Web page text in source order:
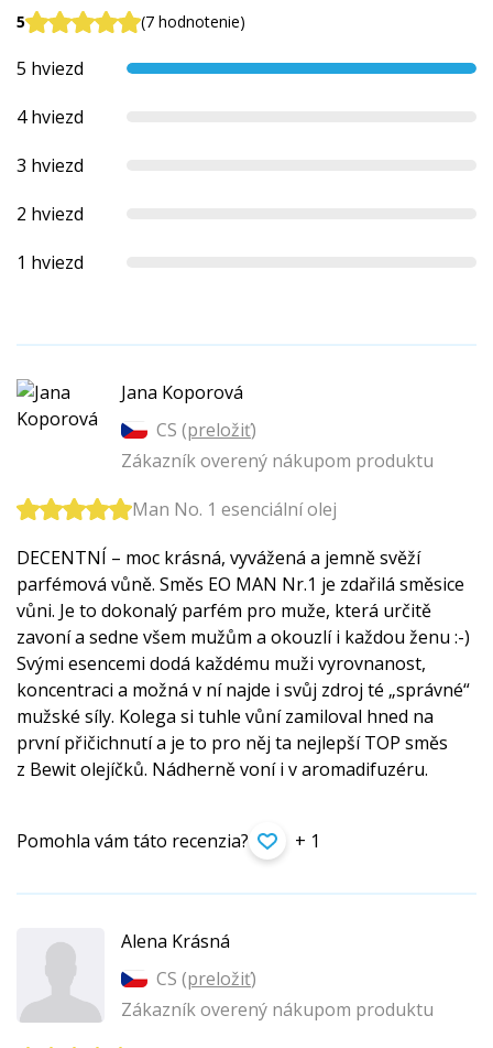
5 (7 hodnotenie)
5 hviezd
4 hviezd
3 hviezd
2 hviezd
1 hviezd
Jana Koporová
CS (preložiť)
Zákazník overený nákupom produktu
Man No. 1 esenciální olej
DECENTNÍ – moc krásná, vyvážená a jemně svěží
parfémová vůně. Směs EO MAN Nr.1 je zdařilá směsice
vůni. Je to dokonalý parfém pro muže, která určitě
zavoní a sedne všem mužům a okouzlí i každou ženu :-)
Svými esencemi dodá každému muži vyrovnanost,
koncentraci a možná v ní najde i svůj zdroj té „správné“
mužské síly. Kolega si tuhle vůní zamiloval hned na
první přičichnutí a je to pro něj ta nejlepší TOP směs
z Bewit olejíčků. Nádherně voní i v aromadifuzéru.
Pomohla vám táto recenzia? + 1
Alena Krásná
CS (preložiť)
Zákazník overený nákupom produktu